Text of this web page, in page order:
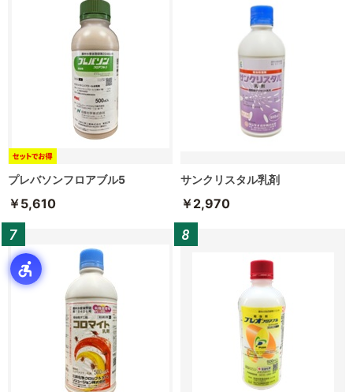
プレバソンフロアブル5
￥5,610
サンクリスタル乳剤
￥2,970